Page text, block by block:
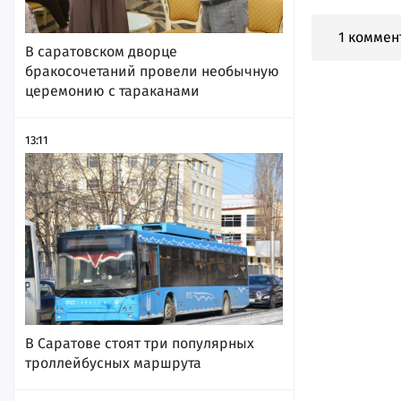
В саратовском дворце
бракосочетаний провели необычную
церемонию с тараканами
13:11
В Саратове стоят три популярных
троллейбусных маршрута
1